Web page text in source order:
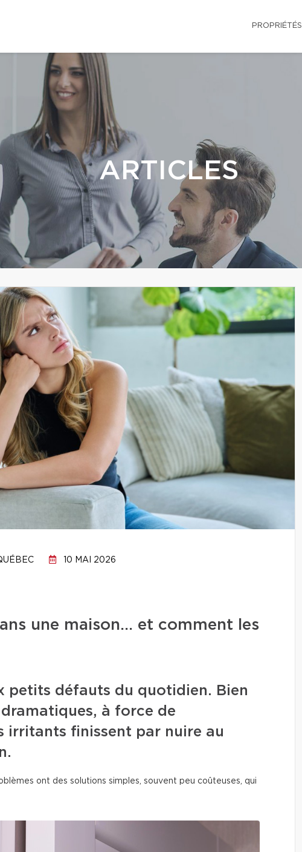
PROPRIÉTÉS
ARTICLES
10 MAI 2026
une maison… et comment les
petits défauts du quotidien. Bien
dramatiques, à force de
irritants finissent par nuire au
ont des solutions simples, souvent peu coûteuses, qui